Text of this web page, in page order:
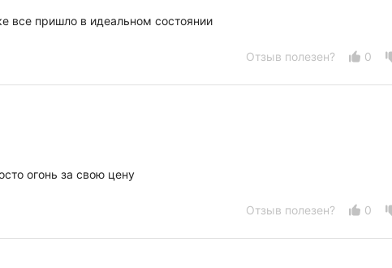
все пришло в идеальном состоянии
Отзыв полезен? 0
огонь за свою цену
Отзыв полезен? 0